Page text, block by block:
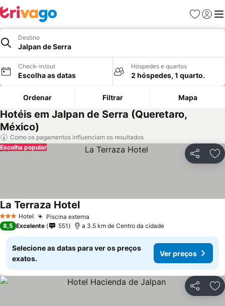
Favoritos
Iniciar
Destino
Jalpan de Serra
Check-in/out
Escolha as datas
Hóspedes e quartos
2 hóspedes, 1 quarto.
Ordenar Filtrar Mapa
Hotéis em Jalpan de Serra (Queretaro,
México)
Como os pagamentos influenciam os resultados
Partilhar
Escolha popular
3 EstrelasHotel Piscina externa
La Terraza HotelVer preços
8,5 Excelente 551 a 3.5 km de Centro da cidade
Selecione as datas para ver os preços
exatos.
Ver preços
Partilhar